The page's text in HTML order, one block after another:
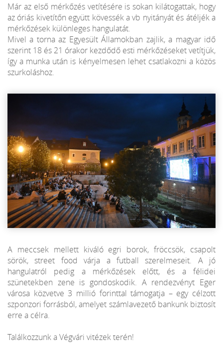
Már az első mérkőzés vetítésére is sokan kilátogattak, hogy
az óriás kivetítőn együtt kövessék a vb nyitányát és átéljék a
mérkőzések különleges hangulatát.
Mivel a torna az Egyesült Államokban zajlik, a magyar idő
szerint 18 és 21 órakor kezdődő esti mérkőzéseket vetítjük,
így a munka után is kényelmesen lehet csatlakozni a közös
szurkoláshoz.
A meccsek mellett kiváló egri borok, fröccsök, csapolt
sörök, street food várja a futball szerelmeseit. A jó
hangulatról pedig a mérkőzések előtt, és a félidei
szünetekben zene is gondoskodik. A rendezvényt Eger
városa közvetve 3 millió forinttal támogatja – egy célzott
szponzori forrásból, amelyet számlavezető bankunk biztosít
erre a célra.
Találkozzunk a Végvári vitézek terén!